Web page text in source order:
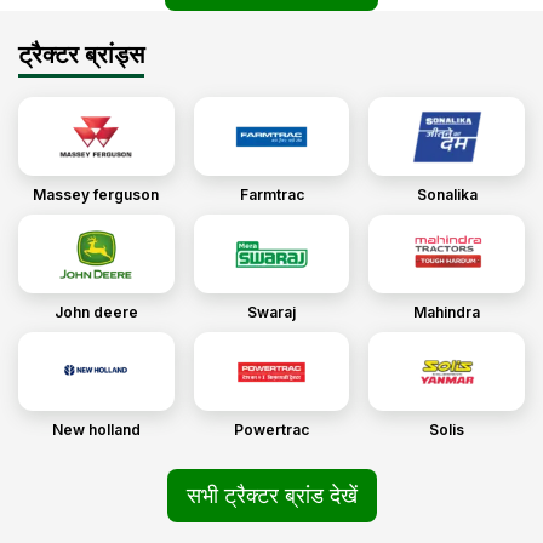
ट्रैक्टर ब्रांड्स
Massey ferguson Farmtrac Sonalika
John deere Swaraj Mahindra
New holland Powertrac Solis
सभी ट्रैक्टर ब्रांड देखें